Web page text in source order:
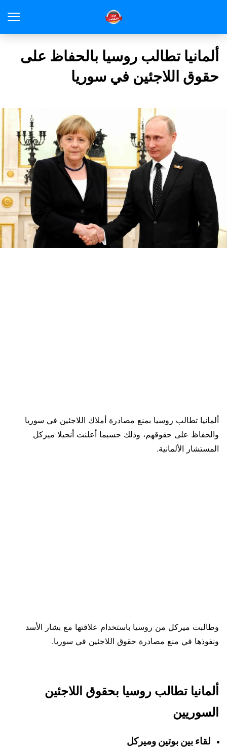
ألمانيا تطالب روسيا بالحفاظ على
حقوق اللاجئين في سوريا
ألمانيا تطالب روسيا بمنع مصادرة أملاك اللاجئين في سوريا
والحفاظ على حقوقهم، وذلك حسبما أعلنت أنجيلا ميركل
المستشار الألمانية.
وطالبت ميركل من روسيا باستخدام علاقتها مع بشار الأسد
ونفوذها في منع مصادرة حقوق اللاجئين في سوريا.
ألمانيا تطالب روسيا بحقوق اللاجئين
السوريين
لقاء بين بوتين وميركل